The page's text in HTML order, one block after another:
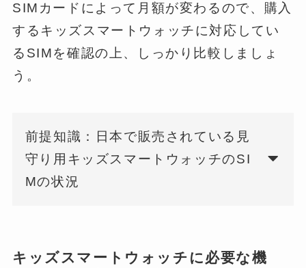
SIMカードによって月額が変わるので、購入
するキッズスマートウォッチに対応してい
るSIMを確認の上、しっかり比較しましょ
う。
前提知識：日本で販売されている見
守り用キッズスマートウォッチのSI
Mの状況
キッズスマートウォッチに必要な機